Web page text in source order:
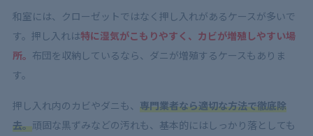
和室には、クローゼットではなく押し入れがあるケースが多いで
す。押し入れは特に湿気がこもりやすく、カビが増殖しやすい場
所。 布団を収納しているなら、ダニが増殖するケースもありま
す。
押し入れ内のカビやダニも、 専門業者なら適切な方法で徹底除
去。頑固な黒ずみなどの汚れも、基本的にはしっかり落としても